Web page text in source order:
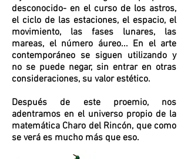
desconocido- en el curso de los astros,
el ciclo de las estaciones, el espacio, el
movimiento, las fases lunares, las
mareas, el número áureo... En el arte
contemporáneo se siguen utilizando y
no se puede negar, sin entrar en otras
consideraciones, su valor estético.
Después de este proemio, nos
adentramos en el universo propio de la
matemática Charo del Rincón, que como
se verá es mucho más que eso.